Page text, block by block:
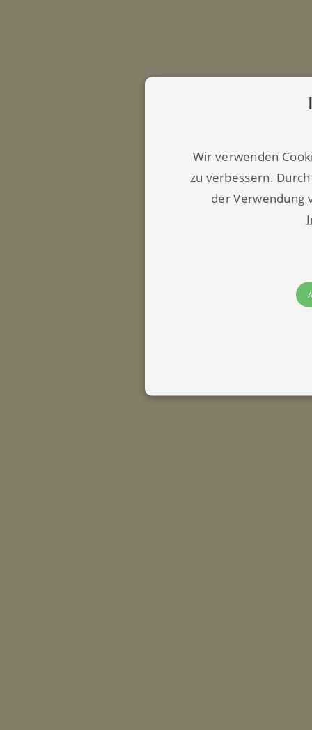
Wir verwenden
zu verbessern.
der Verwendung